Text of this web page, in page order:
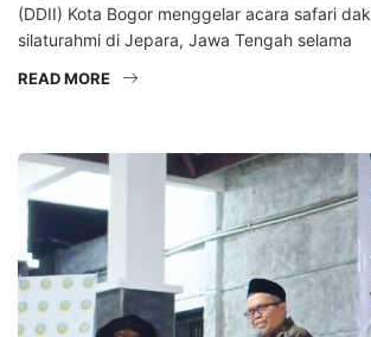
(DDII) Kota Bogor menggelar acara safari
silaturahmi di Jepara, Jawa Tengah selama
READ MORE